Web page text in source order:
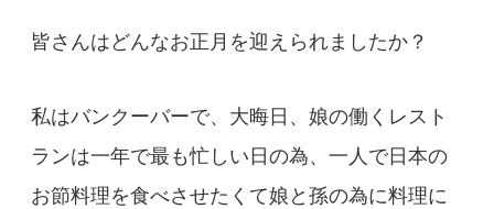
皆さんはどんなお正月を迎えられましたか？
私はバンクーバーで、大晦日、娘の働くレスト
ランは一年で最も忙しい日の為、一人で日本の
お節料理を食べさせたくて娘と孫の為に料理に